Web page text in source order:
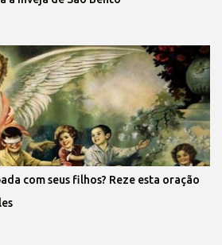
com seus filhos? Reze esta oração